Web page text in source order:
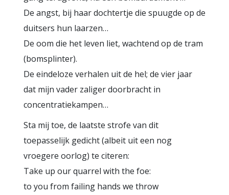
De angst, bij haar dochtertje die spuugde op de
duitsers hun laarzen…
De oom die het leven liet, wachtend op de tram
(bomsplinter).
De eindeloze verhalen uit de hel; de vier jaar
dat mijn vader zaliger doorbracht in
concentratiekampen…
Sta mij toe, de laatste strofe van dit
toepasselijk gedicht (albeit uit een nog
vroegere oorlog) te citeren:
Take up our quarrel with the foe:
to you from failing hands we throw